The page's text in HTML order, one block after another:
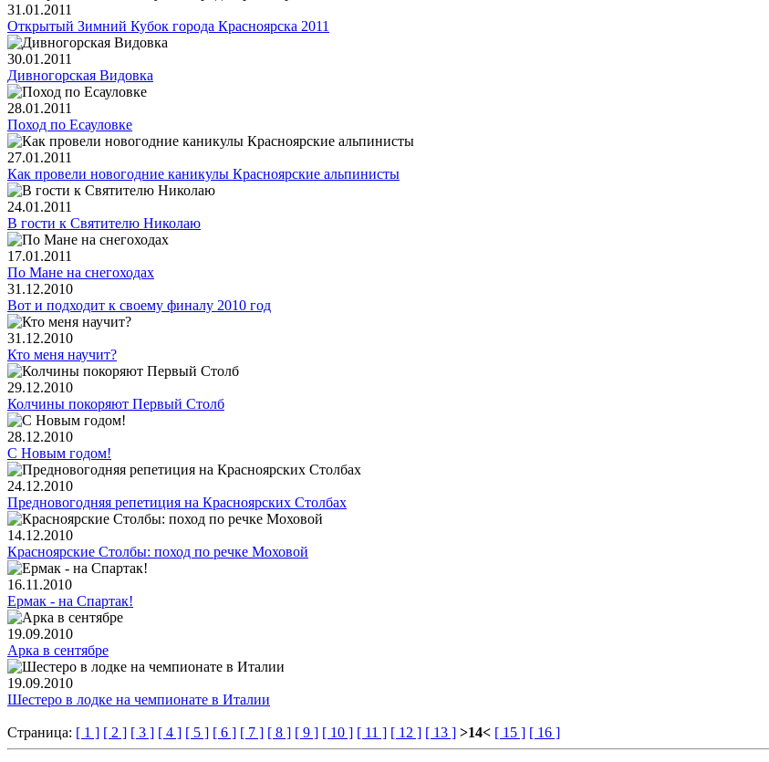
31.01.2011
Открытый Зимний Кубок города Красноярска 2011
30.01.2011
Дивногорская Видовка
28.01.2011
Поход по Есауловке
27.01.2011
Как провели новогодние каникулы Красноярские альпинисты
24.01.2011
В гости к Святителю Николаю
17.01.2011
По Мане на снегоходах
31.12.2010
Вот и подходит к своему финалу 2010 год
31.12.2010
Кто меня научит?
29.12.2010
Колчины покоряют Первый Столб
28.12.2010
С Новым годом!
24.12.2010
Предновогодняя репетиция на Красноярских Столбах
14.12.2010
Красноярские Столбы: поход по речке Моховой
16.11.2010
Ермак - на Спартак!
19.09.2010
Арка в сентябре
19.09.2010
Шестеро в лодке на чемпионате в Италии
Страница: [ 1 ] [ 2 ] [ 3 ] [ 4 ] [ 5 ] [ 6 ] [ 7 ] [ 8 ] [ 9 ] [ 10 ] [ 11 ] [ 12 ] [ 13 ] >14< [ 15 ] [ 16 ]